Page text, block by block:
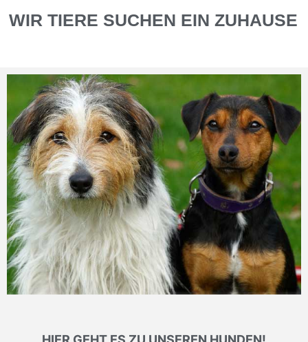
WIR TIERE SUCHEN EIN ZUHAUSE